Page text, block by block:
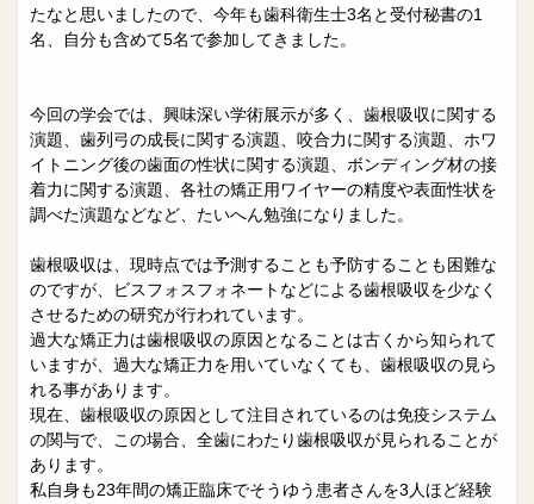
たなと思いましたので、今年も歯科衛生士3名と受付秘書の1
名、自分も含めて5名で参加してきました。
今回の学会では、興味深い学術展示が多く、歯根吸収に関する
演題、歯列弓の成長に関する演題、咬合力に関する演題、ホワ
イトニング後の歯面の性状に関する演題、ボンディング材の接
着力に関する演題、各社の矯正用ワイヤーの精度や表面性状を
調べた演題などなど、たいへん勉強になりました。
歯根吸収は、現時点では予測することも予防することも困難な
のですが、ビスフォスフォネートなどによる歯根吸収を少なく
させるための研究が行われています。
過大な矯正力は歯根吸収の原因となることは古くから知られて
いますが、過大な矯正力を用いていなくても、歯根吸収の見ら
れる事があります。
現在、歯根吸収の原因として注目されているのは免疫システム
の関与で、この場合、全歯にわたり歯根吸収が見られることが
あります。
私自身も23年間の矯正臨床でそうゆう患者さんを3人ほど経験